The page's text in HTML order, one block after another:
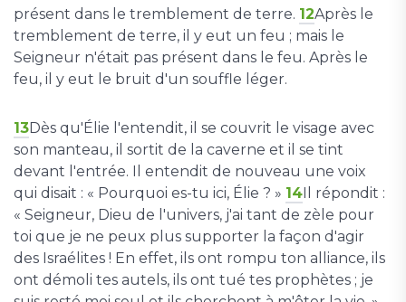
présent dans le tremblement de terre. 12Après le
tremblement de terre, il y eut un feu ; mais le
Seigneur n'était pas présent dans le feu. Après le
feu, il y eut le bruit d'un souffle léger.
13Dès qu'Élie l'entendit, il se couvrit le visage avec
son manteau, il sortit de la caverne et il se tint
devant l'entrée. Il entendit de nouveau une voix
qui disait : « Pourquoi es-tu ici, Élie ? » 14Il répondit :
« Seigneur, Dieu de l'univers, j'ai tant de zèle pour
toi que je ne peux plus supporter la façon d'agir
des Israélites ! En effet, ils ont rompu ton alliance, ils
ont démoli tes autels, ils ont tué tes prophètes ; je